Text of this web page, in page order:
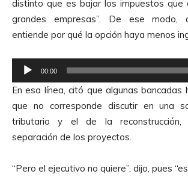
distinto que es bajar los impuestos que
grandes empresas”. De ese modo,
entiende por qué la opción haya menos
e
p
r
o
d
00:00
En esa línea, citó que algunas bancadas
que no corresponde discutir en una
tributario y el de la
separación de los proyectos.
“Pero el ejecutivo no quiere”, dijo, pues